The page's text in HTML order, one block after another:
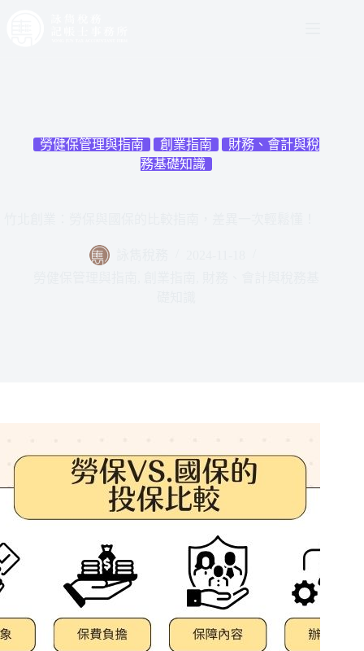
勞健保管理與指南 創業指南
財務、會計與稅
務基礎知識